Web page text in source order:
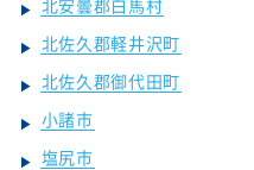
北佐久郡軽井沢町
北佐久郡御代田町
小諸市
塩尻市